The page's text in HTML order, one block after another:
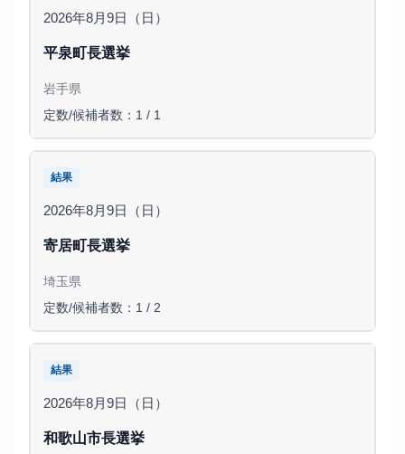
2026年8月9日（日）
平泉町長選挙
岩手県
定数/候補者数：1 / 1
結果
2026年8月9日（日）
寄居町長選挙
埼玉県
定数/候補者数：1 / 2
結果
2026年8月9日（日）
和歌山市長選挙